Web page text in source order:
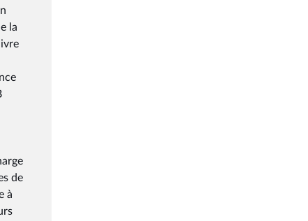
la
de
à